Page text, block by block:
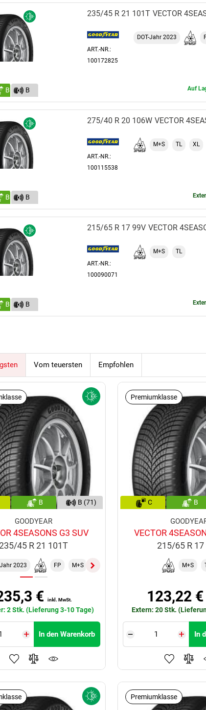
B
B
(71)
VECTOR
235/45 R 21 101T
ART.-NR.:
100172825
DOT-Jahr 2023
Auf
B
B
(72)
VECTOR
275/40 R 20 106W
ART.-NR.:
100115538
M+S TL XL
B
B
(72)
VECTOR
215/65 R 17 99V
ART.-NR.:
100090071
M+S TL
Vom teuersten Empfohlen
B B (71)
GOODYEAR
4SEASONS G3 SUV
45 R 21 101T
Jahr 2023 FP M+S ST
€ inkl. MwSt.
2 Stk. (Lieferung 3-10 Tage)
In den Warenkorb
Premiumklasse
C B
VECTOR
215/65 R 17
M+S
123,22 €
Extern: 20 Stk.
In
Premiumklasse